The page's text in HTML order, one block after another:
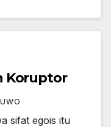
Koruptor
sifat egois itu